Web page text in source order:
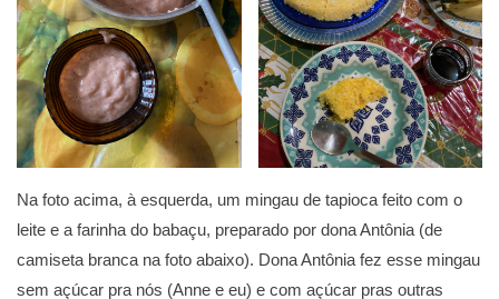
Na foto acima, à esquerda, um mingau de tapioca feito com o
leite e a farinha do babaçu, preparado por dona Antônia (de
camiseta branca na foto abaixo). Dona Antônia fez esse mingau
sem açúcar pra nós (Anne e eu) e com açúcar pras outras